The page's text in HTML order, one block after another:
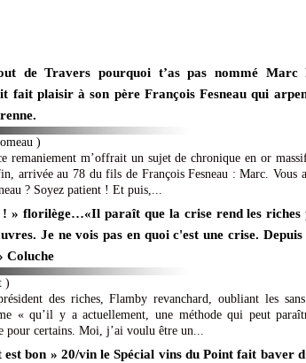
de Travers pourquoi t’as pas nommé Marc
fait plaisir à son père François Fesneau qui
)
remaniement m’offrait un sujet de chronique en or
arrivée au 78 du fils de François Fesneau : Marc. Vous
? Soyez patient ! Et puis,...
! » florilège…«Il paraît que la crise rend les riches
Je ne vois pas en quoi c'est une crise. Depuis
Coluche
)
des riches, Flamby revanchard, oubliant les sans
« qu’il y a actuellement, une méthode qui peut
pour certains. Moi, j’ai voulu être un...
bon » 20/vin le Spécial vins du Point fait baver